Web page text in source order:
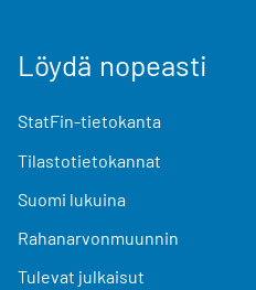
Löydä nopeasti
StatFin-tietokanta
Tilastotietokannat
Suomi lukuina
Rahanarvonmuunnin
Tulevat julkaisut